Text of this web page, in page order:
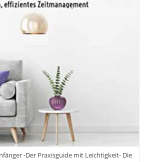
-Der Praxisguide mit Leichtigkeit- Die